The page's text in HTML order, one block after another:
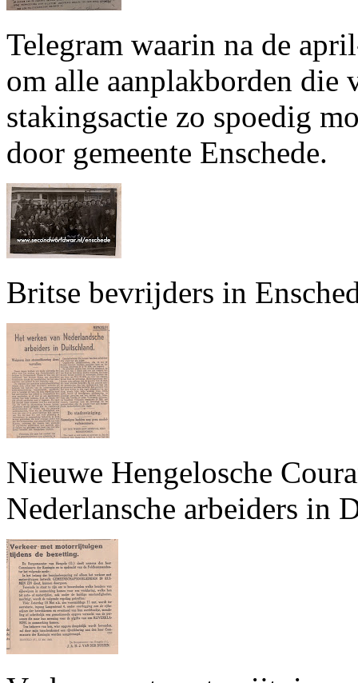
Telegram waarin na de
om alle aanplakborden die
stakingsactie zo spoedig
door gemeente Enschede.
Britse bevrijders in
Nieuwe Hengelosche
Nederlansche arbeiders in